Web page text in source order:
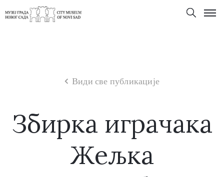
Види све публикације
Збирка играчака
Жељка